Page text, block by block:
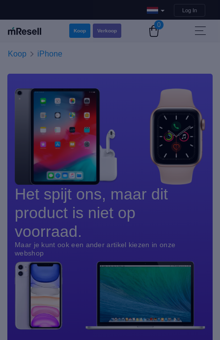
Log In
Koop Verkoop
0
Koop iPhone
Het spijt ons, maar dit
product is niet op
voorraad.
Maar je kunt ook een ander artikel kiezen in onze
webshop